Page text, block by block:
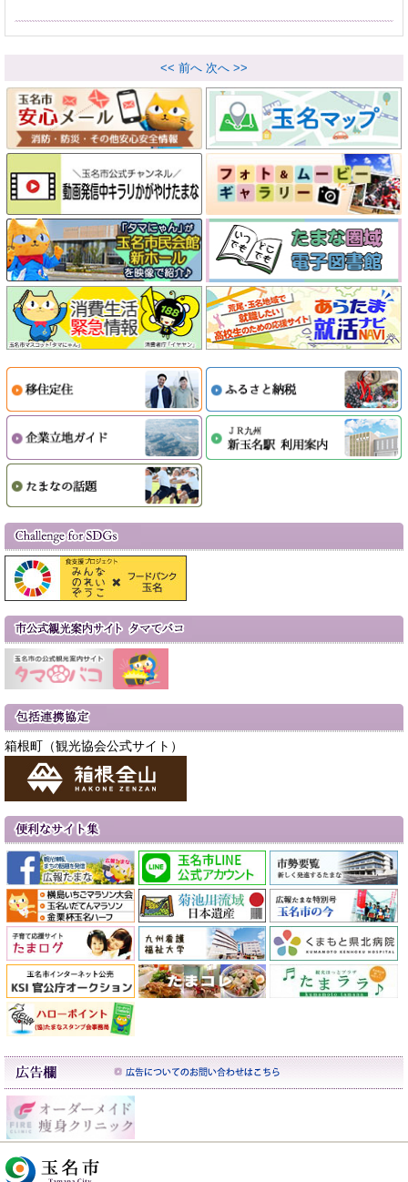
<< 前へ 次へ >>
箱根町（観光協会公式サイト）